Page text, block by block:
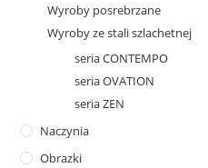
Wyroby posrebrzane
Wyroby ze stali szlachetnej
seria CONTEMPO
seria OVATION
seria ZEN
Naczynia
Obrazki